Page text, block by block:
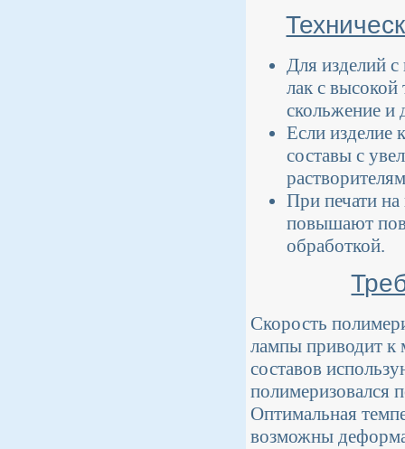
Для изделий
лак с
скольжение и
Если изделие
составы с
При печати
повышают
обработкой.
Скорость
лампы приводит к
составов
полимеризовался
Оптимальная
возможны